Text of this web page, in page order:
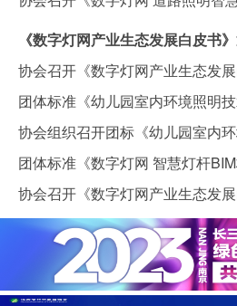
《数字灯网产业生态发展白皮书
团体标准《幼儿园室内环境照明
协会召开《数字灯网产业生态发